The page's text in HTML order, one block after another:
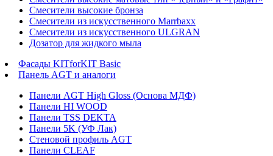
Смесители высокие бронза
Смесители из искусственного Marrbaxx
Смесители из искусственного ULGRAN
Дозатор для жидкого мыла
Фасады KITforKIT Basic
Панель AGT и аналоги
Панели AGT High Gloss (Основа МДФ)
Панели HI WOOD
Панели TSS DEKTA
Панели 5K (УФ Лак)
Стеновой профиль AGT
Панели CLEAF